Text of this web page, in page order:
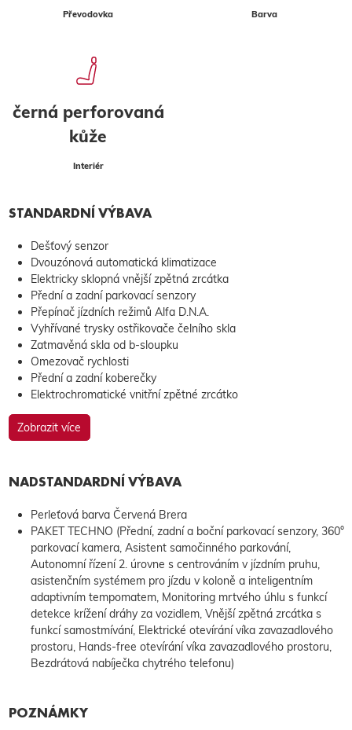
Převodovka Barva
černá perforovaná
kůže
Interiér
STANDARDNÍ VÝBAVA
Dešťový senzor
Dvouzónová automatická klimatizace
Elektricky sklopná vnější zpětná zrcátka
Přední a zadní parkovací senzory
Přepínač jízdních režimů Alfa D.N.A.
Vyhřívané trysky ostřikovače čelního skla
Zatmavěná skla od b-sloupku
Omezovač rychlosti
Přední a zadní koberečky
Elektrochromatické vnitřní zpětné zrcátko
Zobrazit více
NADSTANDARDNÍ VÝBAVA
Perleťová barva Červená Brera
PAKET TECHNO (Přední, zadní a boční parkovací senzory, 360°
parkovací kamera, Asistent samočinného parkování,
Autonomní řízení 2. úrovne s centrováním v jízdním pruhu,
asistenčním systémem pro jízdu v koloně a inteligentním
adaptivním tempomatem, Monitoring mrtvého úhlu s funkcí
detekce krížení dráhy za vozidlem, Vnější zpětná zrcátka s
funkcí samostmívání, Elektrické otevírání víka zavazadlového
prostoru, Hands-free otevírání víka zavazadlového prostoru,
Bezdrátová nabíječka chytrého telefonu)
POZNÁMKY